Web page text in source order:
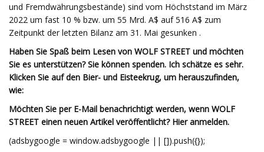
und Fremdwährungsbestände) sind vom Höchststand im März
2022 um fast 10 % bzw. um 55 Mrd. A$ auf 516 A$ zum
Zeitpunkt der letzten Bilanz am 31. Mai gesunken .
Haben Sie Spaß beim Lesen von WOLF STREET und möchten
Sie es unterstützen? Sie können spenden. Ich schätze es sehr.
Klicken Sie auf den Bier- und Eisteekrug, um herauszufinden,
wie:
Möchten Sie per E-Mail benachrichtigt werden, wenn WOLF
STREET einen neuen Artikel veröffentlicht? Hier anmelden.
(adsbygoogle = window.adsbygoogle || []).push({});